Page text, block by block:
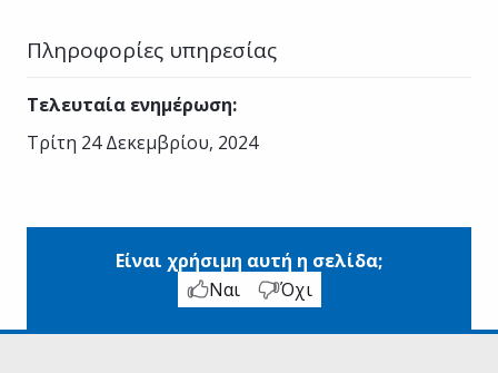
Πληροφορίες υπηρεσίας
Τελευταία ενημέρωση:
Τρίτη 24 Δεκεμβρίου, 2024
Είναι χρήσιμη αυτή η σελίδα;
Ναι
Όχι